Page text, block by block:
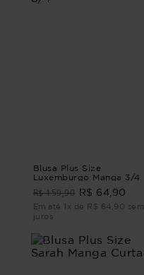
Blusa Plus Size
Luxemburgo Manga 3/4
R$ 159,90 R$ 64,90
Em até 1x de R$ 64,90 sem
juros